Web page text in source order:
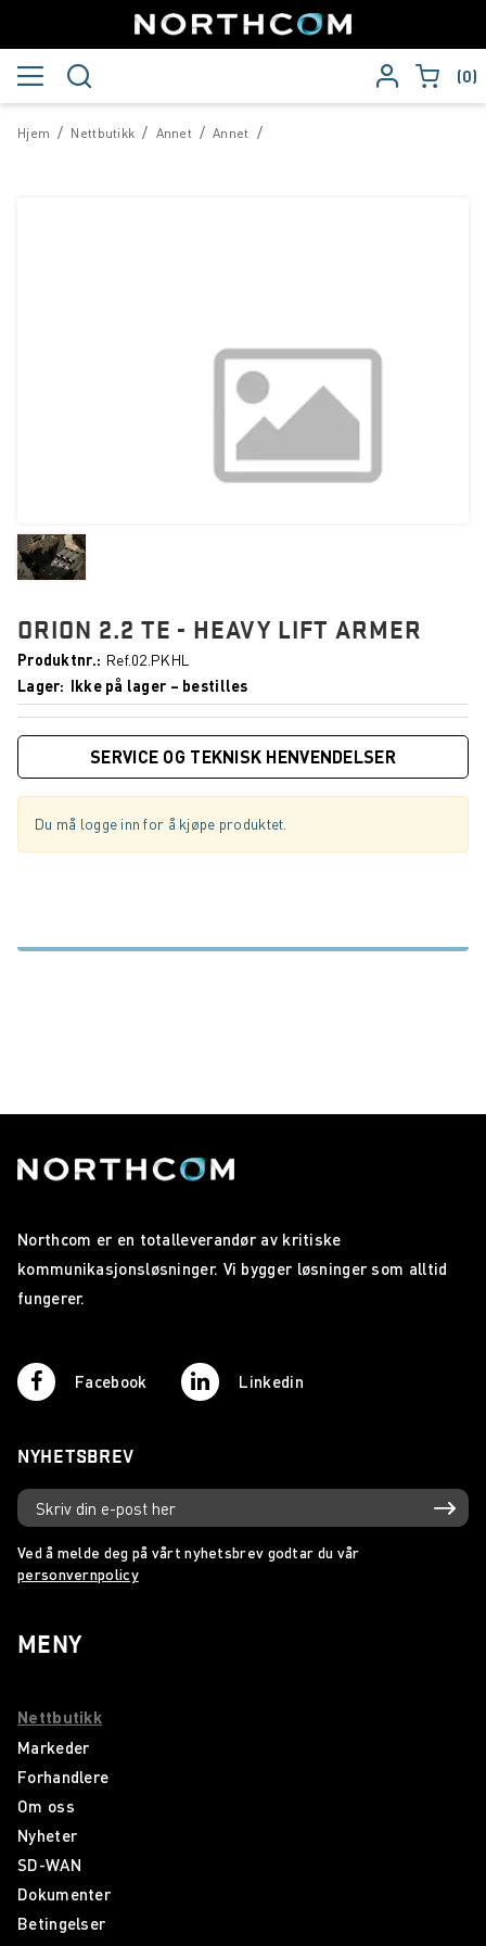
0
/
Hjem /
Nettbutikk /
Annet /
Annet
ORION 2.2 TE - HEAVY LIFT ARMER
Produktnr.
Ref.02.PKHL
Lager
Ikke på lager – bestilles
SERVICE OG TEKNISK HENVENDELSER
Du må logge inn for å kjøpe produktet.
Northcom er en totalleverandør av kritiske
kommunikasjonsløsninger. Vi bygger løsninger som alltid
fungerer.
Facebook Linkedin
NYHETSBREV
Ved å melde deg på vårt nyhetsbrev godtar du vår
personvernpolicy
MENY
Nettbutikk
Markeder
Forhandlere
Om oss
Nyheter
SD-WAN
Dokumenter
Betingelser